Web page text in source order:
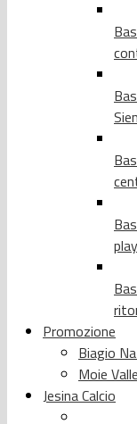
Promozione
Biagio
Moie
Jesina Calcio